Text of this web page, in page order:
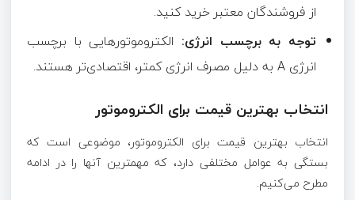
از فروشندگان معتبر خرید کنید.
توجه به برچسب انرژی: الکتروموتورهایی با برچسب
انرژی A به دلیل مصرف انرژی کمتر، اقتصادی‌تر هستند.
انتخاب بهترین قیمت برای الکتروموتور
انتخاب بهترین قیمت برای الکتروموتور، موضوعی است که
بستگی به عوامل مختلفی دارد، که مهمترین آنها را در ادامه
مطرح می‌کنیم.